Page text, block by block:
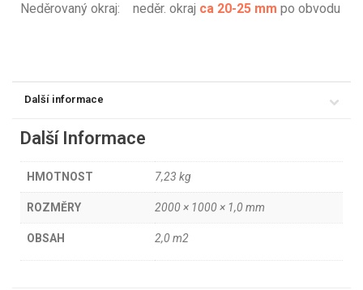
Neděrovaný okraj: neděr. okraj ca 20-25 mm po obvodu
Další informace
Další Informace
HMOTNOST 7,23 kg
ROZMĚRY 2000 × 1000 × 1,0 mm
OBSAH 2,0 m2